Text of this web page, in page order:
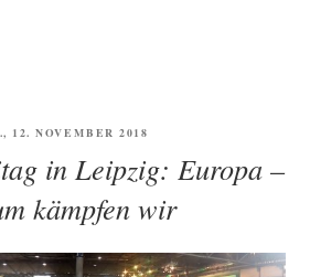
12. NOVEMBER 2018
in Leipzig: Europa –
kämpfen wir